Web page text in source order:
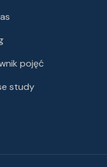
pojęć
study